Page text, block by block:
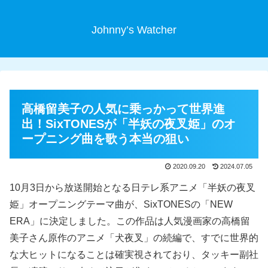
Johnny’s Watcher
高橋留美子の人気に乗っかって世界進
出！SixTONESが「半妖の夜叉姫」のオ
ープニング曲を歌う本当の狙い
2020.09.20 2024.07.05
10月3日から放送開始となる日テレ系アニメ「半妖の夜叉
姫」オープニングテーマ曲が、SixTONESの「NEW
ERA」に決定しました。この作品は人気漫画家の高橋留
美子さん原作のアニメ「犬夜叉」の続編で、すでに世界的
な大ヒットになることは確実視されており、タッキー副社